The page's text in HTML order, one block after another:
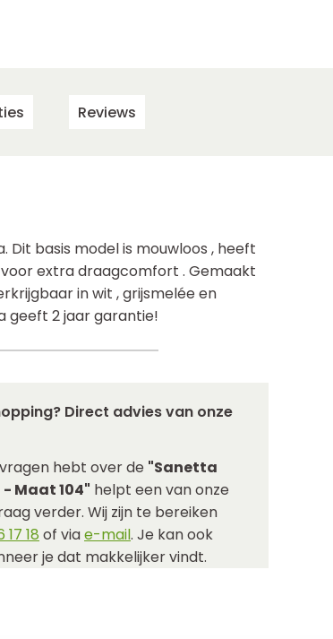
Reviews
Dit basis model is mouwloos , heeft
extra draagcomfort . Gemaakt
in wit , grijsmelée en
geeft 2 jaar garantie!
Direct advies van onze
hebt over de "Sanetta
Maat 104" helpt een van onze
verder. Wij zijn te bereiken
18 of viae-mail. Je kan ook
je dat makkelijker vindt.